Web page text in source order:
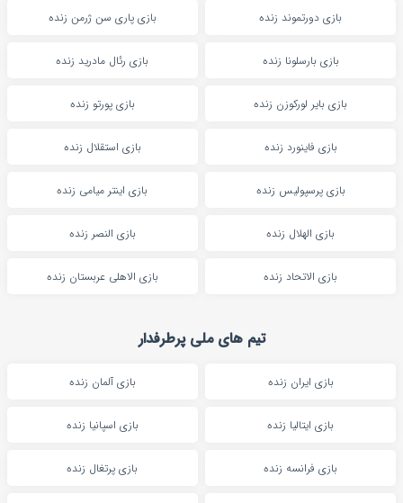
بازی دورتموند زنده بازی پاری سن ژرمن زنده
بازی بارسلونا زنده بازی رئال مادرید زنده
بازی بایر لورکوزن زنده بازی پورتو زنده
بازی فاینورد زنده بازی استقلال زنده
بازی پرسپولیس زنده بازی اینتر میامی زنده
بازی الهلال زنده بازی النصر زنده
بازی الاتحاد زنده بازی الاهلی عربستان زنده
تیم های ملی پرطرفدار
بازی ایران زنده بازی آلمان زنده
بازی ایتالیا زنده بازی اسپانیا زنده
بازی فرانسه زنده بازی پرتغال زنده